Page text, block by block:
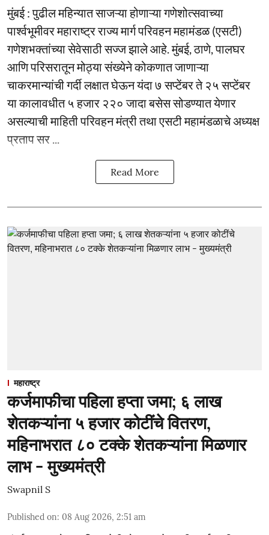
मुंबई : पुढील महिन्यात साजऱ्या होणाऱ्या गणेशोत्सवाच्या
पार्श्वभूमीवर महाराष्ट्र राज्य मार्ग परिवहन महामंडळ (एसटी)
गणेशभक्तांच्या सेवेसाठी सज्ज झाले आहे. मुंबई, ठाणे, पालघर
आणि परिसरातून मोठ्या संख्येने कोकणात जाणाऱ्या
चाकरमान्यांची गर्दी लक्षात घेऊन यंदा ७ सप्टेंबर ते २५ सप्टेंबर
या कालावधीत ५ हजार २२० जादा बसेस सोडण्यात येणार
असल्याची माहिती परिवहन मंत्री तथा एसटी महामंडळाचे अध्यक्ष
प्रताप सर ...
Read More
महाराष्ट्र
कर्जमाफीचा पहिला हप्ता जमा; ६ लाख
शेतकऱ्यांना ५ हजार कोटींचे वितरण,
महिनाभरात ८० टक्के शेतकऱ्यांना मिळणार
लाभ - मुख्यमंत्री
Swapnil S
Published on: 08 Aug 2026, 2:51 am